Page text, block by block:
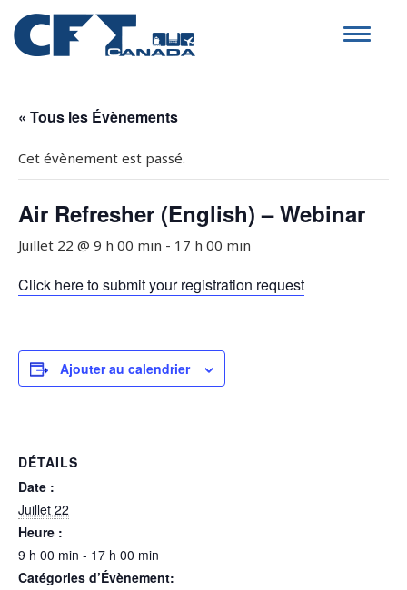
Toggle
« Tous les Évènements
Cet évènement est passé.
Air Refresher (English) – Webinar
Juillet 22 @ 9 h 00 min - 17 h 00 min
Click here to submit your registration request
Ajouter au calendrier
DÉTAILS
Date :
Juillet 22
Heure :
9 h 00 min - 17 h 00 min
Catégories d’Évènement: